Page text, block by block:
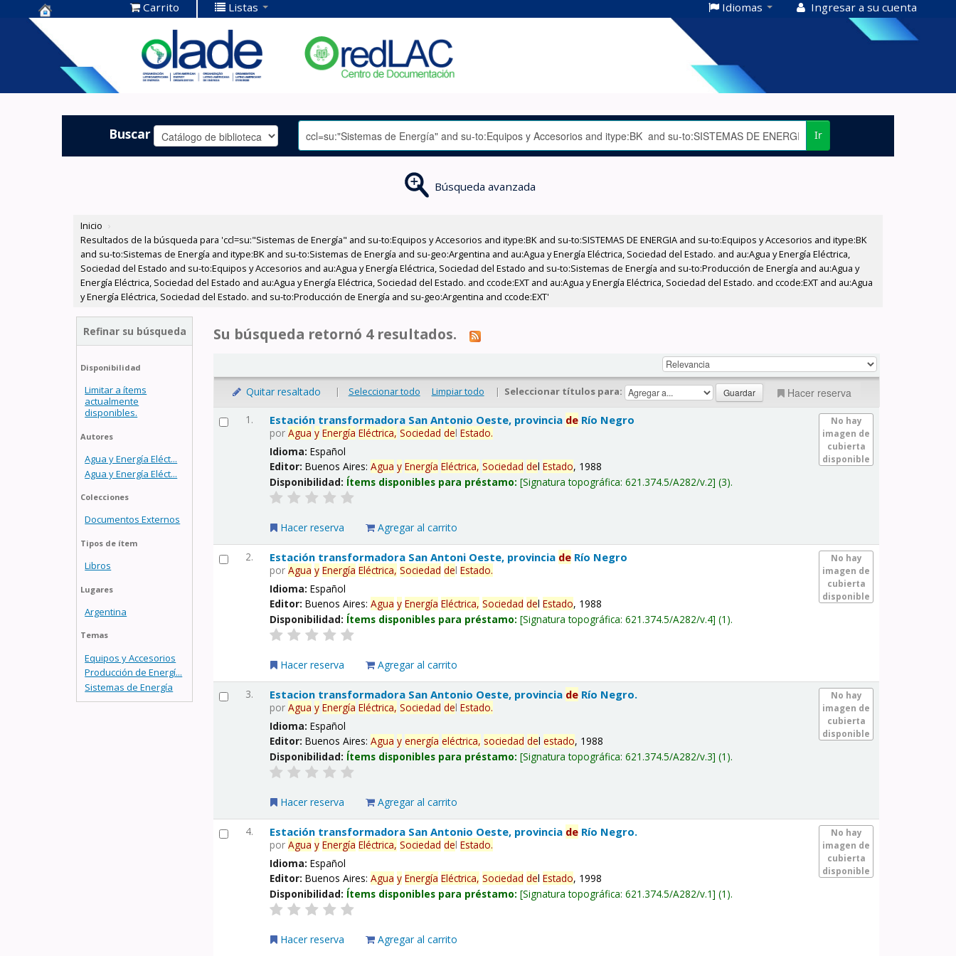
Centro de
Documentación
OLADE -
Carrito Listas Idiomas Ingresar a su cuenta
Buscar Ir
Búsqueda avanzada
Inicio ›
Resultados de la búsqueda para 'ccl=su:"Sistemas de Energía" and su-to:Equipos y Accesorios and itype:BK and su-to:SISTEMAS DE ENERGIA and su-to:Equipos y Accesorios and itype:BK
and su-to:Sistemas de Energía and itype:BK and su-to:Sistemas de Energía and su-geo:Argentina and au:Agua y Energía Eléctrica, Sociedad del Estado. and au:Agua y Energía Eléctrica,
Sociedad del Estado and su-to:Equipos y Accesorios and au:Agua y Energía Eléctrica, Sociedad del Estado and su-to:Sistemas de Energía and su-to:Producción de Energía and au:Agua y
Energía Eléctrica, Sociedad del Estado and au:Agua y Energía Eléctrica, Sociedad del Estado. and ccode:EXT and au:Agua y Energía Eléctrica, Sociedad del Estado. and ccode:EXT and au:Agua
y Energía Eléctrica, Sociedad del Estado. and su-to:Producción de Energía and su-geo:Argentina and ccode:EXT'
Refinar su búsqueda
Disponibilidad
Limitar a ítems
actualmente
disponibles.
Autores
Agua y Energía Eléct...
Agua y Energía Eléct...
Colecciones
Documentos Externos
Tipos de ítem
Libros
Lugares
Argentina
Temas
Equipos y Accesorios
Producción de Energí...
Sistemas de Energía
Su búsqueda retornó 4 resultados.
Quitar resaltado | Seleccionar todo Limpiar todo | Seleccionar títulos para: Hacer reserva
1.
No hay
imagen de
cubierta
disponible
Estación transformadora San Antonio Oeste, provincia de Río Negro
porAgua y Energía Eléctrica, Sociedad delEstado.
Idioma:Español
Editor:Buenos Aires:Agua y Energía Eléctrica, Sociedad delEstado, 1988
Disponibilidad: Ítems disponibles para préstamo: Signatura topográfica:621.374.5/A282/v.2 (3).
Hacer reserva Agregar al carrito
2.
No hay
imagen de
cubierta
disponible
Estación transformadora San Antoni Oeste, provincia de Río Negro
porAgua y Energía Eléctrica, Sociedad delEstado.
Idioma:Español
Editor:Buenos Aires:Agua y Energía Eléctrica, Sociedad delEstado, 1988
Disponibilidad: Ítems disponibles para préstamo: Signatura topográfica:621.374.5/A282/v.4 (1).
Hacer reserva Agregar al carrito
3.
No hay
imagen de
cubierta
disponible
Estacion transformadora San Antonio Oeste, provincia de Río Negro.
porAgua y Energía Eléctrica, Sociedad delEstado.
Idioma:Español
Editor:Buenos Aires:Agua y energía eléctrica, sociedad delestado, 1988
Disponibilidad: Ítems disponibles para préstamo: Signatura topográfica:621.374.5/A282/v.3 (1).
Hacer reserva Agregar al carrito
4.
No hay
imagen de
cubierta
disponible
Estación transformadora San Antonio Oeste, provincia de Río Negro.
porAgua y Energía Eléctrica, Sociedad delEstado.
Idioma:Español
Editor:Buenos Aires:Agua y Energía Eléctrica, Sociedad delEstado, 1998
Disponibilidad: Ítems disponibles para préstamo: Signatura topográfica:621.374.5/A282/v.1 (1).
Hacer reserva Agregar al carrito